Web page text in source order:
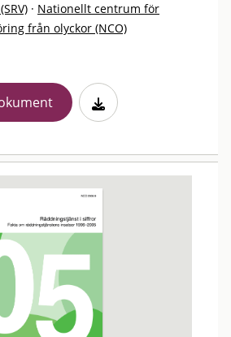
· Nationellt centrum för
från olyckor (NCO)